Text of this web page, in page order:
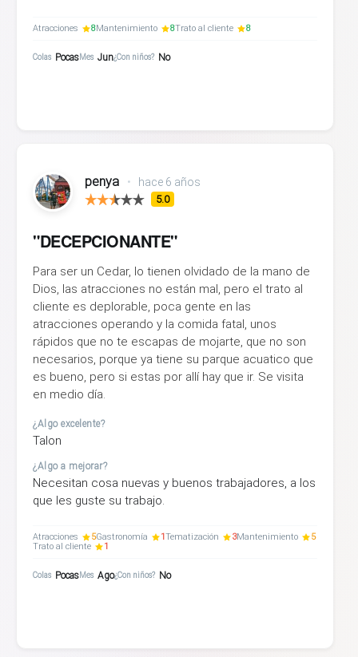
Atracciones 8Mantenimiento 8Trato al cliente 8
Colas PocasMes Jun¿Con niños? No
penya • hace 6 años
5.0
"DECEPCIONANTE"
Para ser un Cedar, lo tienen olvidado de la mano de
Dios, las atracciones no están mal, pero el trato al
cliente es deplorable, poca gente en las
atracciones operando y la comida fatal, unos
rápidos que no te escapas de mojarte, que no son
necesarios, porque ya tiene su parque acuatico que
es bueno, pero si estas por allí hay que ir. Se visita
en medio día.
¿Algo excelente?
Talon
¿Algo a mejorar?
Necesitan cosa nuevas y buenos trabajadores, a los
que les guste su trabajo.
Atracciones 5Gastronomía 1 Tematización 3Mantenimiento
5
Trato al cliente
1
Colas PocasMes Ago¿Con niños? No